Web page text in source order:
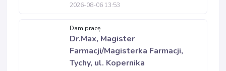
2026-08-06 13:53
Dam pracę
Dr.Max, Magister
Farmacji/Magisterka Farmacji,
Tychy, ul. Kopernika